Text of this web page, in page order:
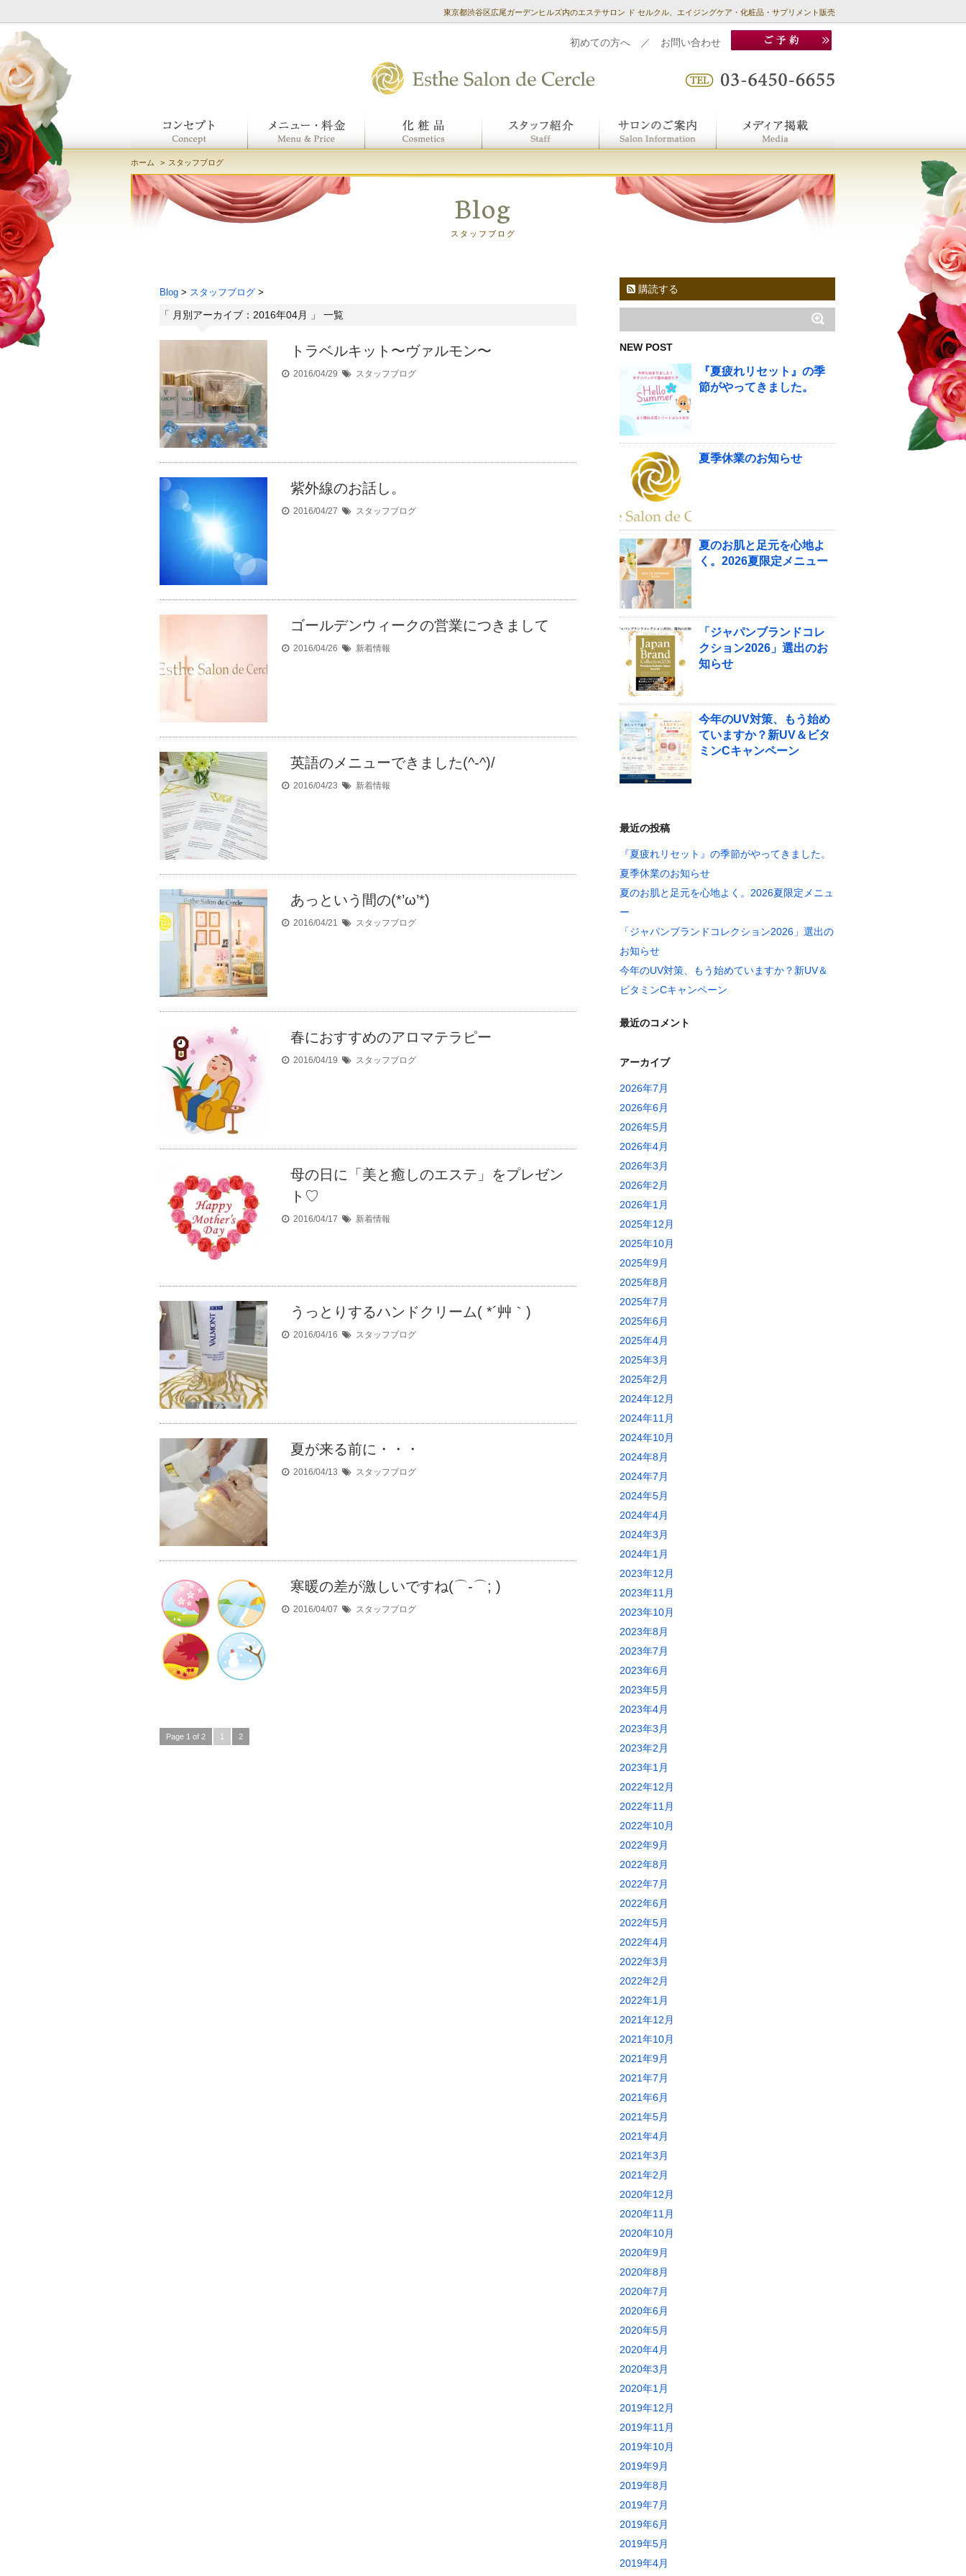
東京都渋谷区広尾ガーデンヒルズ内のエステサロン ド セルクル、エイジングケア・化粧品・サプリメント販売
初めての方へ ／ お問い合わせ
ホーム スタッフブログ
Blog
スタッフブログ
Blog > スタッフブログ >
「 月別アーカイブ：2016年04月 」 一覧
トラベルキット〜ヴァルモン〜
2016/04/29 スタッフブログ
紫外線のお話し。
2016/04/27 スタッフブログ
ゴールデンウィークの営業につきまして
2016/04/26 新着情報
英語のメニューできました(^-^)/
2016/04/23 新着情報
あっという間の(*’ω’*)
2016/04/21 スタッフブログ
春におすすめのアロマテラピー
2016/04/19 スタッフブログ
母の日に「美と癒しのエステ」をプレゼン
ト♡
2016/04/17 新着情報
うっとりするハンドクリーム( *´艸｀)
2016/04/16 スタッフブログ
夏が来る前に・・・
2016/04/13 スタッフブログ
寒暖の差が激しいですね(⌒-⌒; )
2016/04/07 スタッフブログ
Page 1 of 2 1 2
購読する
NEW POST
『夏疲れリセット』の季
節がやってきました。
夏季休業のお知らせ
夏のお肌と足元を心地よ
く。2026夏限定メニュー
「ジャパンブランドコレ
クション2026」選出のお
知らせ
今年のUV対策、もう始め
ていますか？新UV＆ビタ
ミンCキャンペーン
最近の投稿
『夏疲れリセット』の季節がやってきました。
夏季休業のお知らせ
夏のお肌と足元を心地よく。2026夏限定メニュ
ー
「ジャパンブランドコレクション2026」選出の
お知らせ
今年のUV対策、もう始めていますか？新UV＆
ビタミンCキャンペーン
最近のコメント
アーカイブ
2026年7月
2026年6月
2026年5月
2026年4月
2026年3月
2026年2月
2026年1月
2025年12月
2025年10月
2025年9月
2025年8月
2025年7月
2025年6月
2025年4月
2025年3月
2025年2月
2024年12月
2024年11月
2024年10月
2024年8月
2024年7月
2024年5月
2024年4月
2024年3月
2024年1月
2023年12月
2023年11月
2023年10月
2023年8月
2023年7月
2023年6月
2023年5月
2023年4月
2023年3月
2023年2月
2023年1月
2022年12月
2022年11月
2022年10月
2022年9月
2022年8月
2022年7月
2022年6月
2022年5月
2022年4月
2022年3月
2022年2月
2022年1月
2021年12月
2021年10月
2021年9月
2021年7月
2021年6月
2021年5月
2021年4月
2021年3月
2021年2月
2020年12月
2020年11月
2020年10月
2020年9月
2020年8月
2020年7月
2020年6月
2020年5月
2020年4月
2020年3月
2020年1月
2019年12月
2019年11月
2019年10月
2019年9月
2019年8月
2019年7月
2019年6月
2019年5月
2019年4月